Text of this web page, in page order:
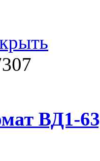
ВД1-